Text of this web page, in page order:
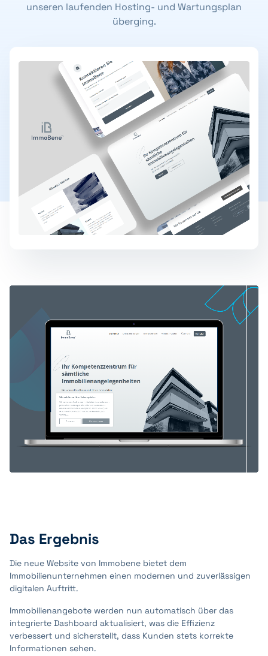
unseren laufenden Hosting- und Wartungsplan
überging.
Das Ergebnis
Die neue Website von Immobene bietet dem
Immobilienunternehmen einen modernen und zuverlässigen
digitalen Auftritt.
Immobilienangebote werden nun automatisch über das
integrierte Dashboard aktualisiert, was die Effizienz
verbessert und sicherstellt, dass Kunden stets korrekte
Informationen sehen.